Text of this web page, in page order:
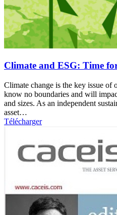
Climate and ESG: Time
Climate change is the key issue of
know no boundaries and will
and sizes. As an independent
asset…
Télécharger